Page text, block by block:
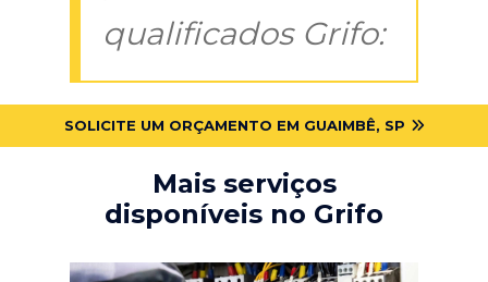
qualificados Grifo:
SOLICITE UM ORÇAMENTO EM GUAIMBÊ, SP
Mais serviços
disponíveis no Grifo